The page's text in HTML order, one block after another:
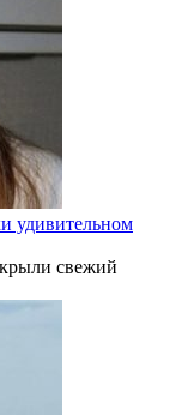
удивительном
свежий